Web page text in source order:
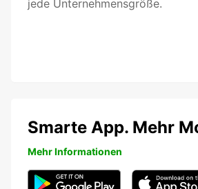
jede Unternehmensgröße.
Smarte App. Mehr
Mehr Informationen